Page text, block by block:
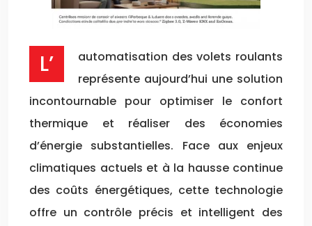
L’automatisation des volets roulants
représente aujourd’hui une solution
incontournable pour optimiser le confort
thermique et réaliser des économies
d’énergie substantielles. Face aux enjeux
climatiques actuels et à la hausse continue
des coûts énergétiques, cette technologie
offre un contrôle précis et intelligent des